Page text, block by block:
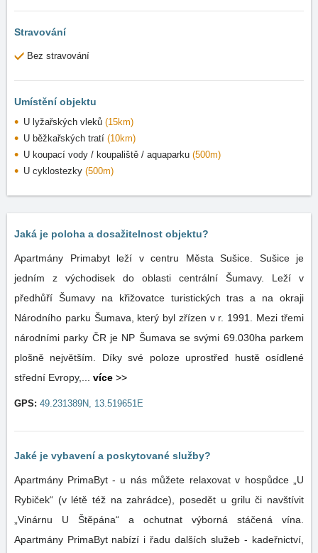
Stravování
Bez stravování
Umístění objektu
U lyžařských vleků (15km)
U běžkařských tratí (10km)
U koupací vody / koupaliště / aquaparku (500m)
U cyklostezky (500m)
Jaká je poloha a dosažitelnost objektu?
Apartmány Primabyt leží v centru Města Sušice. Sušice je
jedním z východisek do oblasti centrální Šumavy. Leží v
předhůří Šumavy na křižovatce turistických tras a na okraji
Národního parku Šumava, který byl zřízen v r. 1991. Mezi třemi
národními parky ČR je NP Šumava se svými 69.030ha parkem
plošně největším. Díky své poloze uprostřed hustě osídlené
střední Evropy,... více >>
GPS: 49.231389N, 13.519651E
Jaké je vybavení a poskytované služby?
Apartmány PrimaByt - u nás můžete relaxovat v hospůdce „U
Rybiček“ (v létě též na zahrádce), posedět u grilu či navštívit
„Vinárnu U Štěpána“ a ochutnat výborná stáčená vína.
Apartmány PrimaByt nabízí i řadu dalších služeb - kadeřnictví,